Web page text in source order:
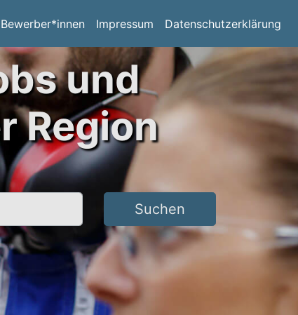
Impressum Datenschutzerklärung
und
Region
Suchen